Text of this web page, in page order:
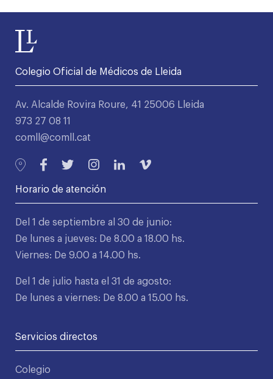
Colegio Oficial de Médicos de Lleida
Av. Alcalde Rovira Roure, 41 25006 Lleida
973 27 08 11
comll@comll.cat
Horario de atención
Del 1 de septiembre al 30 de junio:
De lunes a jueves: De 8.00 a 18.00 hs.
Viernes: De 9.00 a 14.00 hs.
Del 1 de julio hasta el 31 de agosto:
De lunes a viernes: De 8.00 a 15.00 hs.
Servicios directos
Colegio